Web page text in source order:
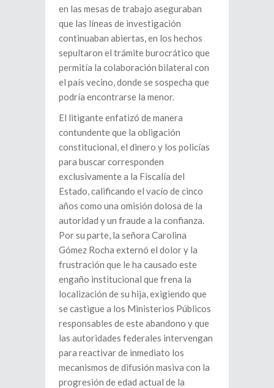
en las mesas de trabajo aseguraban
que las líneas de investigación
continuaban abiertas, en los hechos
sepultaron el trámite burocrático que
permitía la colaboración bilateral con
el país vecino, donde se sospecha que
podría encontrarse la menor.
El litigante enfatizó de manera
contundente que la obligación
constitucional, el dinero y los policías
para buscar corresponden
exclusivamente a la Fiscalía del
Estado, calificando el vacío de cinco
años como una omisión dolosa de la
autoridad y un fraude a la confianza.
Por su parte, la señora Carolina
Gómez Rocha externó el dolor y la
frustración que le ha causado este
engaño institucional que frena la
localización de su hija, exigiendo que
se castigue a los Ministerios Públicos
responsables de este abandono y que
las autoridades federales intervengan
para reactivar de inmediato los
mecanismos de difusión masiva con la
progresión de edad actual de la